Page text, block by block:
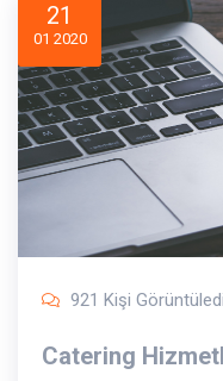
21
01 2020
921 Kişi Görüntüledi
Catering